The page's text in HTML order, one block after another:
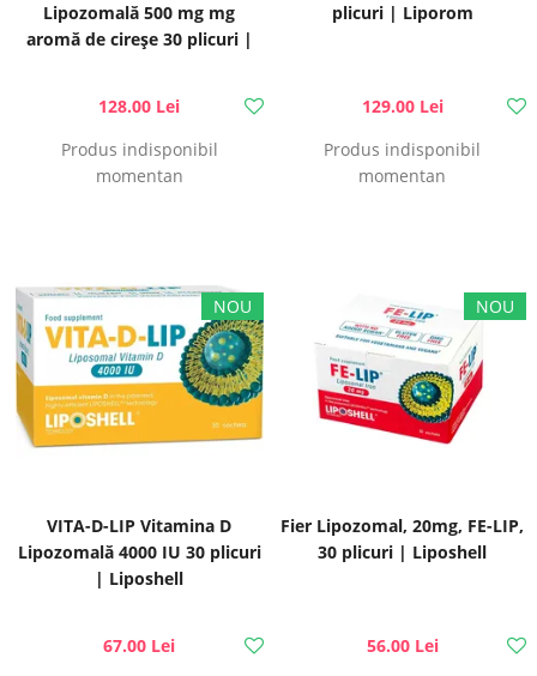
Lipozomală 500 mg mg
aromă de cireșe 30 plicuri |
128.00 Lei
Produs indisponibil
momentan
plicuri | Liporom
129.00 Lei
Produs indisponibil
momentan
VITA-D-LIP Vitamina D
Lipozomală 4000 IU 30 plicuri
| Liposhell
67.00 Lei
Fier Lipozomal, 20mg, FE-LIP,
30 plicuri | Liposhell
56.00 Lei